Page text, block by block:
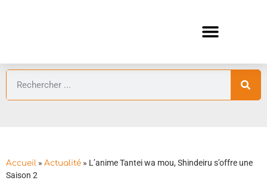
Accueil » Actualité » L’anime Tantei wa mou, Shindeiru s’offre une
Saison 2